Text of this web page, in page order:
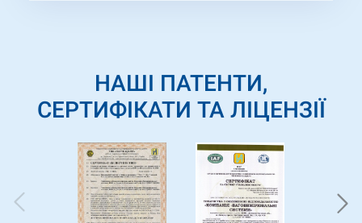
НАШІ ПАТЕНТИ,
СЕРТИФІКАТИ ТА ЛІЦЕНЗІЇ